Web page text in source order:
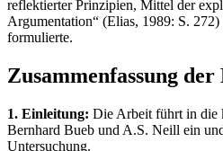
reflektierter Prinzipien, Mittel der
Argumentation“ (Elias, 1989: S.
formulierte.
Zusammenfassung
1. Einleitung: Die Arbeit führt in die
Bernhard Bueb und A.S. Neill ein
Untersuchung.